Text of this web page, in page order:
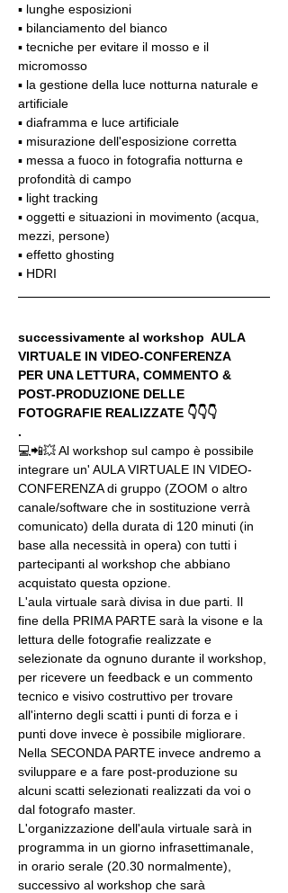
▪️ lunghe esposizioni
▪️ bilanciamento del bianco
▪️ tecniche per evitare il mosso e il
micromosso
▪️ la gestione della luce notturna naturale e
artificiale
▪️ diaframma e luce artificiale
▪️ misurazione dell'esposizione corretta
▪️ messa a fuoco in fotografia notturna e
profondità di campo
▪️ light tracking
▪️ oggetti e situazioni in movimento (acqua,
mezzi, persone)
▪️ effetto ghosting
▪️ HDRI
successivamente al workshop  AULA
VIRTUALE IN VIDEO-CONFERENZA
PER UNA LETTURA, COMMENTO &
POST-PRODUZIONE DELLE
FOTOGRAFIE REALIZZATE 👇👇👇
.
💻📲💥 Al workshop sul campo è possibile
integrare un' AULA VIRTUALE IN VIDEO-
CONFERENZA di gruppo (ZOOM o altro
canale/software che in sostituzione verrà
comunicato) della durata di 120 minuti (in
base alla necessità in opera) con tutti i
partecipanti al workshop che abbiano
acquistato questa opzione.
L'aula virtuale sarà divisa in due parti. Il
fine della PRIMA PARTE sarà la visone e la
lettura delle fotografie realizzate e
selezionate da ognuno durante il workshop,
per ricevere un feedback e un commento
tecnico e visivo costruttivo per trovare
all'interno degli scatti i punti di forza e i
punti dove invece è possibile migliorare.
Nella SECONDA PARTE invece andremo a
sviluppare e a fare post-produzione su
alcuni scatti selezionati realizzati da voi o
dal fotografo master.
L'organizzazione dell'aula virtuale sarà in
programma in un giorno infrasettimanale,
in orario serale (20.30 normalmente),
successivo al workshop che sarà